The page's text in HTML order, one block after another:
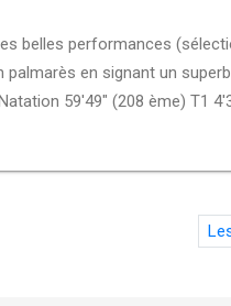
belles performances
en signant un
59'49" (208 ème) T1